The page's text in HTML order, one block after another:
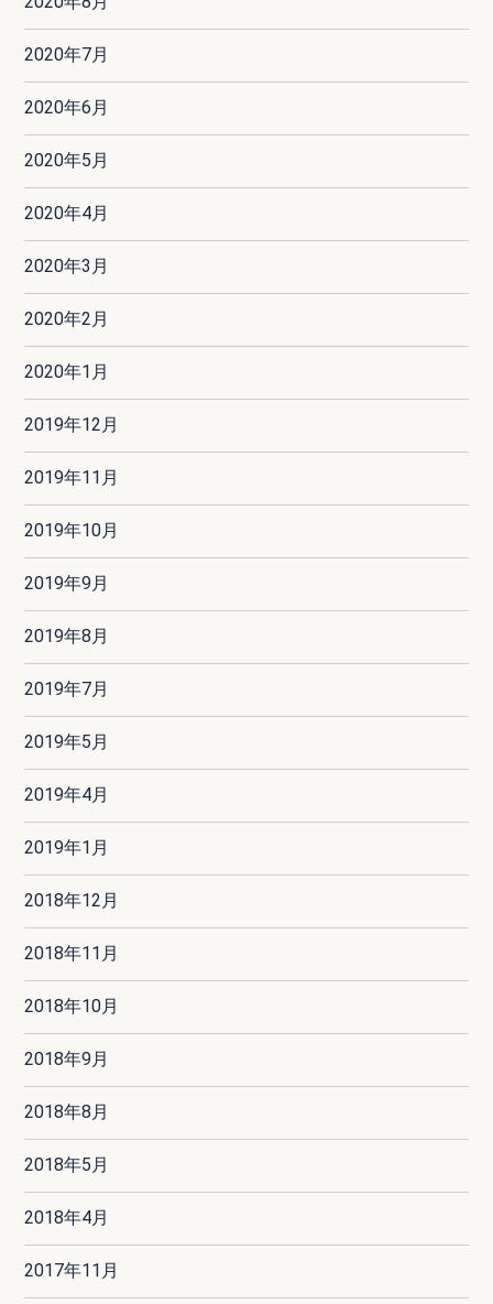
2020年7月
2020年6月
2020年5月
2020年4月
2020年3月
2020年2月
2020年1月
2019年12月
2019年11月
2019年10月
2019年9月
2019年8月
2019年7月
2019年5月
2019年4月
2019年1月
2018年12月
2018年11月
2018年10月
2018年9月
2018年8月
2018年5月
2018年4月
2017年11月